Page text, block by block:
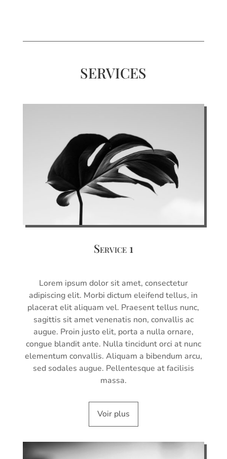
SERVICES
Service 1
Lorem ipsum dolor sit amet, consectetur
adipiscing elit. Morbi dictum eleifend tellus, in
placerat elit aliquam vel. Praesent tellus nunc,
sagittis sit amet venenatis non, convallis ac
augue. Proin justo elit, porta a nulla ornare,
congue blandit ante. Nulla tincidunt orci at nunc
elementum convallis. Aliquam a bibendum arcu,
sed sodales augue. Pellentesque at facilisis
massa.
Voir plus